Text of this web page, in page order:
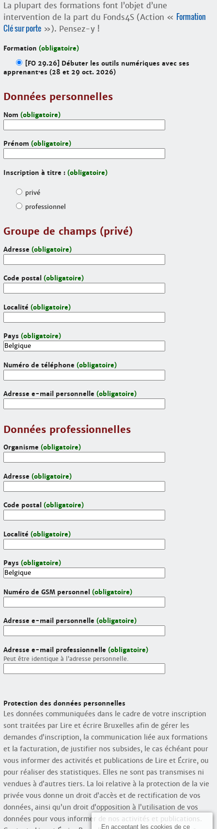
En acceptant les cookies de ce
La plupart des formations font l’objet d’une
intervention de la part du Fonds4S (Action « Formation
Clé sur porte»). Pensez-y !
Formation (obligatoire)
[FO 29.26] Débuter les outils numériques avec ses
apprenant·es (28 et 29 oct. 2026)
Données personnelles
Nom (obligatoire)
Prénom (obligatoire)
Inscription à titre : (obligatoire)
privé
professionnel
Groupe de champs (privé)
Adresse (obligatoire)
Code postal (obligatoire)
Localité (obligatoire)
Pays (obligatoire)
Numéro de téléphone (obligatoire)
Adresse e-mail personnelle (obligatoire)
Données professionnelles
Organisme (obligatoire)
Adresse (obligatoire)
Code postal (obligatoire)
Localité (obligatoire)
Pays (obligatoire)
Numéro de GSM personnel (obligatoire)
Adresse e-mail personnelle (obligatoire)
Adresse e-mail professionnelle (obligatoire)
Peut être identique à l’adresse personnelle.
Protection des données personnelles
Les données communiquées dans le cadre de votre inscription
sont traitées par Lire et écrire Bruxelles afin de gérer les
demandes d’inscription, la communication liée aux formations
et la facturation, de justifier nos subsides, le cas échéant pour
vous informer des activités et publications de Lire et Écrire, ou
pour réaliser des statistiques. Elles ne sont pas transmises ni
vendues à d’autres tiers. La loi relative à la protection de la vie
privée vous donne un droit d’accès et de rectification de vos
données, ainsi qu’un droit d’opposition à l’utilisation de vos
données pour vous informer de nos activités et publications.